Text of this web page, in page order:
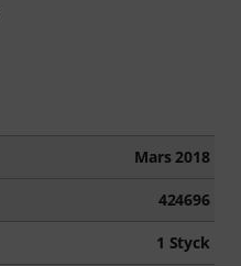
Mars 2018
424696
1 Styck